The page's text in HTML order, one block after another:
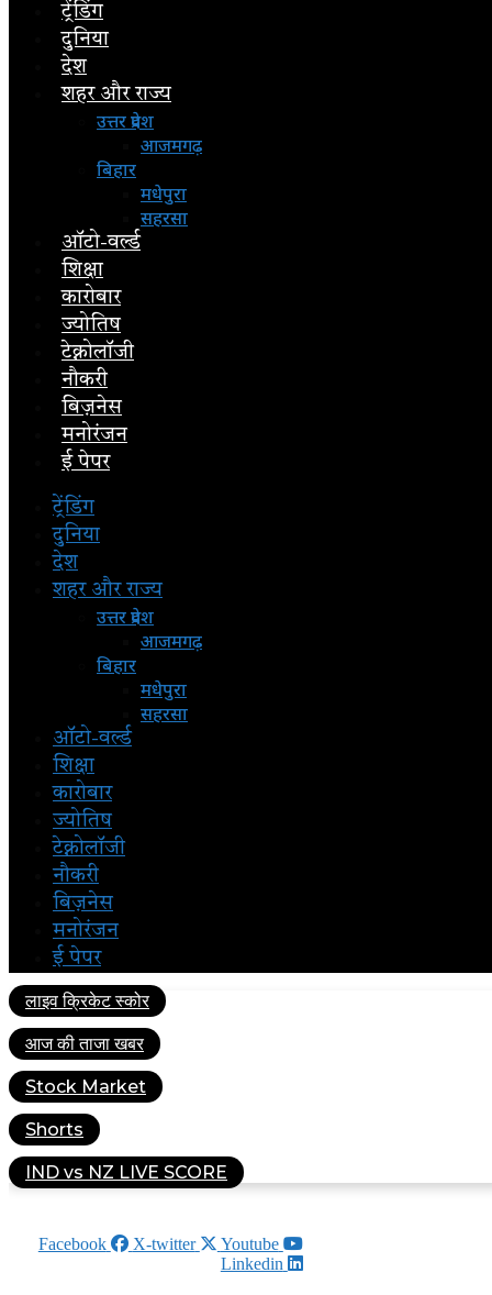
ट्रेंडिंग
दुनिया
देश
शहर और राज्य
उत्तर प्रदेश
आजमगढ़
बिहार
मधेपुरा
सहरसा
ऑटो-वर्ल्ड
शिक्षा
कारोबार
ज्योतिष
टेक्नोलॉजी
नौकरी
बिज़नेस
मनोरंजन
ई पेपर
ट्रेंडिंग
दुनिया
देश
शहर और राज्य
उत्तर प्रदेश
आजमगढ़
बिहार
मधेपुरा
सहरसा
ऑटो-वर्ल्ड
शिक्षा
कारोबार
ज्योतिष
टेक्नोलॉजी
नौकरी
बिज़नेस
मनोरंजन
ई पेपर
लाइव क्रिकेट स्कोर
आज की ताजा खबर
Stock Market
Shorts
IND vs NZ LIVE SCORE
Facebook
X-twitter
Youtube
Linkedin